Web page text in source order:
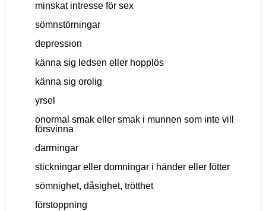
minskat intresse för sex
sömnstörningar
depression
känna sig ledsen eller hopplös
känna sig orolig
yrsel
onormal smak eller smak i munnen som inte vill
försvinna
darrningar
stickningar eller domningar i händer eller fötter
sömnighet, dåsighet, trötthet
förstoppning